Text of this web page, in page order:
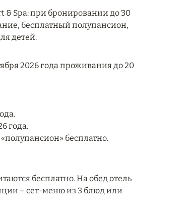
& Spa: при бронировании до 30
бесплатный полупансион,
детей.
2026 года проживания до 20
года.
бесплатно.
бесплатно. На обед отель
– сет-меню из 3 блюд или